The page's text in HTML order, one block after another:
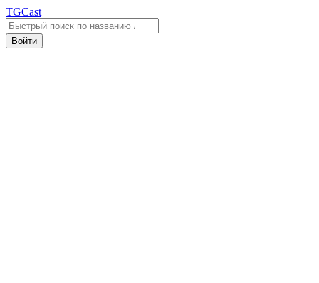
TGCast
Войти